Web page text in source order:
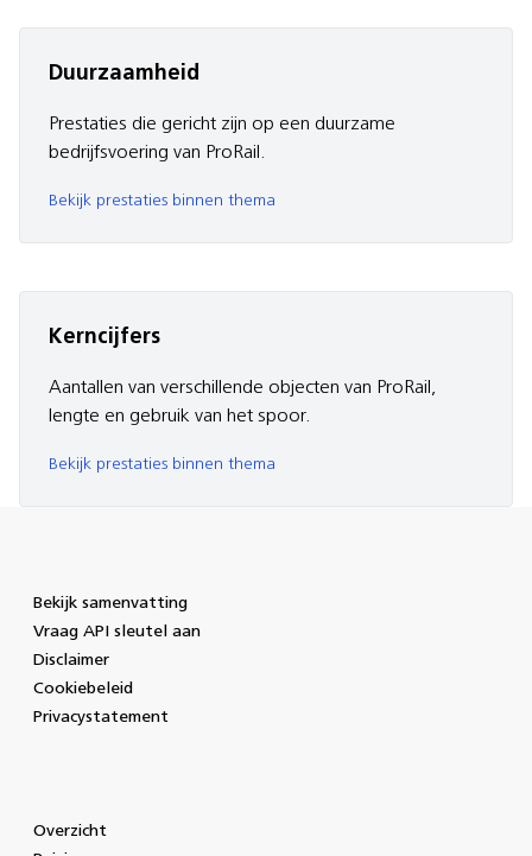
Duurzaamheid
Prestaties die gericht zijn op een duurzame
bedrijfsvoering van ProRail.
Bekijk prestaties binnen thema
Kerncijfers
Aantallen van verschillende objecten van ProRail,
lengte en gebruik van het spoor.
Bekijk prestaties binnen thema
Bekijk samenvatting
Vraag API sleutel aan
Disclaimer
Cookiebeleid
Privacystatement
Overzicht